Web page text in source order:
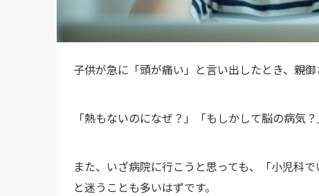
子供が急に「頭が痛い」と言い出したとき、親
「熱もないのになぜ？」「もしかして脳の病気
また、いざ病院に行こうと思っても、「小児科
と迷うことも多いはずです。